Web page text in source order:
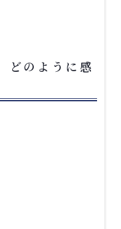
どのように感